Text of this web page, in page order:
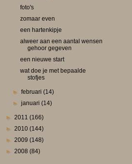
foto's
zomaar even
een hartenkipje
alweer aan een aantal wensen
gehoor gegeven
een nieuwe start
wat doe je met bepaalde
stofjes
►februari(14)
►januari(14)
► 2011 (166)
► 2010 (144)
► 2009 (148)
► 2008 (84)